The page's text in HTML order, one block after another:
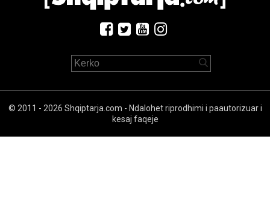
© 2011 - 2026 Shqiptarja.com - Ndalohet riprodhimi i paautorizuar i
kesaj faqeje